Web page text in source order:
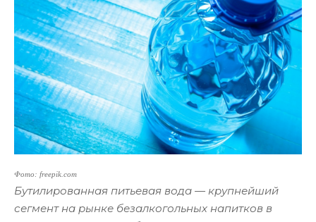
Фото: freepik.com
Бутилированная питьевая вода — крупнейший
сегмент на рынке безалкогольных напитков в